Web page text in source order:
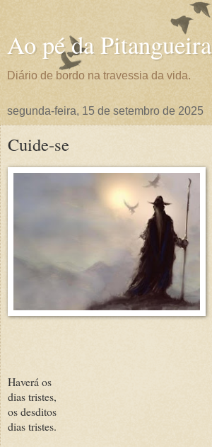
Ao pé da Pitangueira
Diário de bordo na travessia da vida.
segunda-feira, 15 de setembro de 2025
Cuide-se
Haverá os
dias tristes,
os desditos
dias tristes.